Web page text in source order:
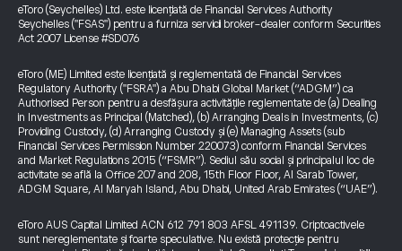
eToro (Seychelles) Ltd. este licențiată de Financial Services Authority
Seychelles ("FSAS") pentru a furniza servicii broker-dealer conform Securities
Act 2007 License #SD076
eToro (ME) Limited este licențiată și reglementată de Financial Services
Regulatory Authority ("FSRA") a Abu Dhabi Global Market (“ADGM”) ca
Authorised Person pentru a desfășura activitățile reglementate de (a) Dealing
in Investments as Principal (Matched), (b) Arranging Deals in Investments, (c)
Providing Custody, (d) Arranging Custody și (e) Managing Assets (sub
Financial Services Permission Number 220073) conform Financial Services
and Market Regulations 2015 (“FSMR”). Sediul său social și principalul loc de
activitate se află la Office 207 and 208, 15th Floor Floor, Al Sarab Tower,
ADGM Square, Al Maryah Island, Abu Dhabi, United Arab Emirates (“UAE”).
eToro AUS Capital Limited ACN 612 791 803 AFSL 491139. Criptoactivele
sunt nereglementate și foarte speculative. Nu există protecție pentru